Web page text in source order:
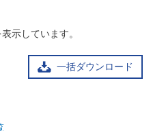
示しています。
一括ダウンロード